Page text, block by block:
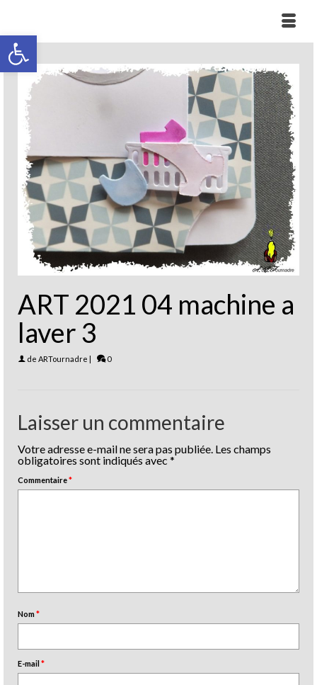
Ouvrir la barre d’outils
ART 2021 04 machine a
laver 3
de ARTournadre | 0
Laisser un commentaire
Votre adresse e-mail ne sera pas publiée. Les champs
obligatoires sont indiqués avec *
Commentaire*
Nom*
E-mail*